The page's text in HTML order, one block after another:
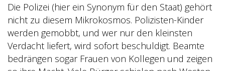
Die Polizei (hier ein Synonym für den Staat) gehört
nicht zu diesem Mikrokosmos. Polizisten-Kinder
werden gemobbt, und wer nur den kleinsten
Verdacht liefert, wird sofort beschuldigt. Beamte
bedrängen sogar Frauen von Kollegen und zeigen